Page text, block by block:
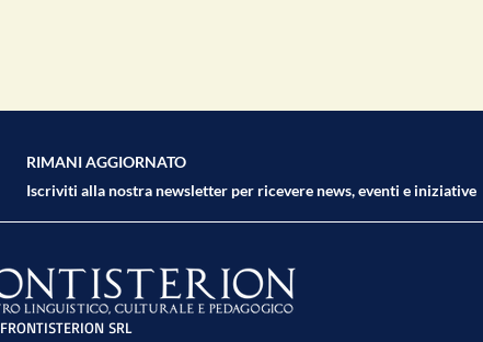
RIMANI AGGIORNATO
Iscriviti alla nostra newsletter per ricevere news, eventi e iniziative
FRONTISTERION SRL